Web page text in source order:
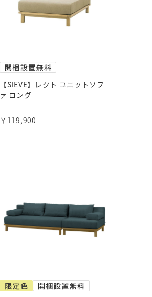
【SIEVE】レクト ユニットソフ
ァ ロング
￥119,900